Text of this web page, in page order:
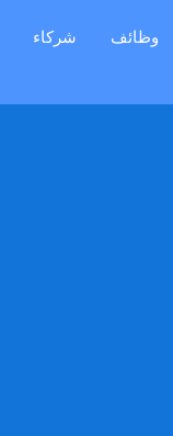
وظائف شركاء